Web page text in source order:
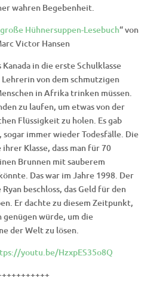
wahren Begebenheit.
Hühnersuppen-Lesebuch“ von
Victor Hansen
Kanada in die erste Schulklasse
von dem schmutzigen
in Afrika trinken müssen.
zu laufen, um etwas von der
Flüssigkeit zu holen. Es gab
immer wieder Todesfälle. Die
Klasse, dass man für 70
Brunnen mit sauberem
Das war im Jahre 1998. Der
beschloss, das Geld für den
Er dachte zu diesem Zeitpunkt,
genügen würde, um die
der Welt zu lösen.
youtu.be/HzxpES35o8Q